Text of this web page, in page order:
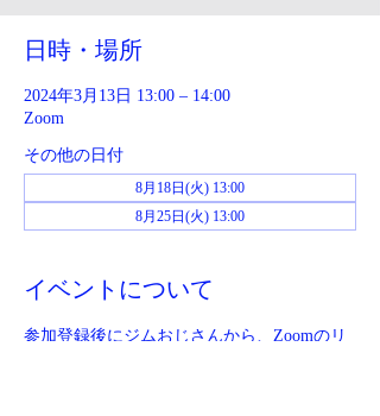
日時・場所
2024年3月13日 13:00 – 14:00
Zoom
その他の日付
8月18日(火) 13:00
8月25日(火) 13:00
イベントについて
参加登録後にジムおじさんから、Zoomのリ